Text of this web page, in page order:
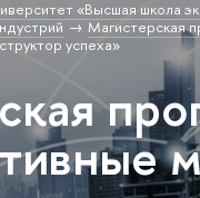
«Высшая школа
Магистерская
успеха»